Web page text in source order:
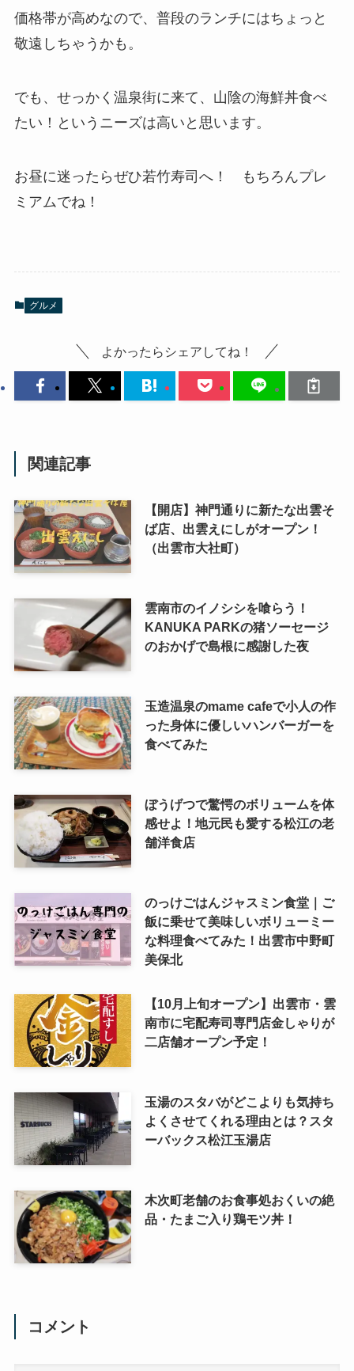
価格帯が高めなので、普段のランチにはちょっと
敬遠しちゃうかも。
でも、せっかく温泉街に来て、山陰の海鮮丼食べ
たい！というニーズは高いと思います。
お昼に迷ったらぜひ若竹寿司へ！ もちろんプレ
ミアムでね！
グルメ
よかったらシェアしてね！
関連記事
【開店】神門通りに新たな出雲そ
ば店、出雲えにしがオープン！
（出雲市大社町）
雲南市のイノシシを喰らう！
KANUKA PARKの猪ソーセージ
のおかげで島根に感謝した夜
玉造温泉のmame cafeで小人の作
った身体に優しいハンバーガーを
食べてみた
ぼうげつで驚愕のボリュームを体
感せよ！地元民も愛する松江の老
舗洋食店
のっけごはんジャスミン食堂｜ご
飯に乗せて美味しいボリューミー
な料理食べてみた！出雲市中野町
美保北
【10月上旬オープン】出雲市・雲
南市に宅配寿司専門店金しゃりが
二店舗オープン予定！
玉湯のスタバがどこよりも気持ち
よくさせてくれる理由とは？スタ
ーバックス松江玉湯店
木次町老舗のお食事処おくいの絶
品・たまご入り鶏モツ丼！
コメント